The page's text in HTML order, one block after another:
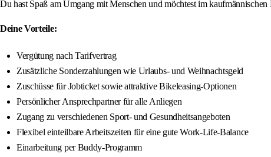
Du hast Spaß am Umgang mit Menschen und möchtest im
Deine Vorteile:
Vergütung nach Tarifvertrag
Zusätzliche Sonderzahlungen wie Urlaubs- und Weihnachtsgeld
Zuschüsse für Jobticket sowie attraktive Bikeleasing-Optionen
Persönlicher Ansprechpartner für alle Anliegen
Zugang zu verschiedenen Sport- und Gesundheitsangeboten
Flexibel einteilbare Arbeitszeiten für eine gute Work-Life-Balance
Einarbeitung per Buddy-Programm